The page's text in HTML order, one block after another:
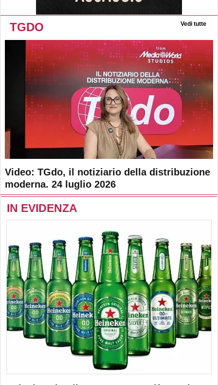
TGDO Vedi tutte
Video: TGdo, il notiziario della distribuzione
moderna. 24 luglio 2026
IN EVIDENZA